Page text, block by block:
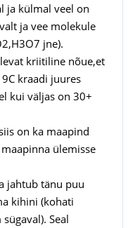
ja külmal veel on
ja vee molekule
jne).
kriitiline nõue,et
kraadi juures
kui väljas on 30+
on ka maapind
ülemisse
jahtub tänu puu
kihini (kohati
sügaval). Seal